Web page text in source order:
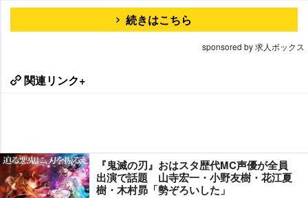
続きはこちら
sponsored by 求人ボックス
関連リンク+
『鬼滅の刃』おはスタ歴代MC声優が全員
出演で話題 山寺宏一・小野友樹・花江夏
樹・木村昴「勢ぞろいした」